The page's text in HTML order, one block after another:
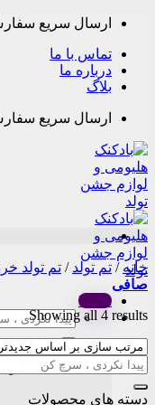
Skip
content
ارسال سریع
تماس با ما
درباره ما
بلاگ
ارسال سریع
Menu
جستجو
برای:
دسته بندی
خانه / تم تولد / تم تولد
صافی
Showing all 4 results
by
latest
دسته های محصولات